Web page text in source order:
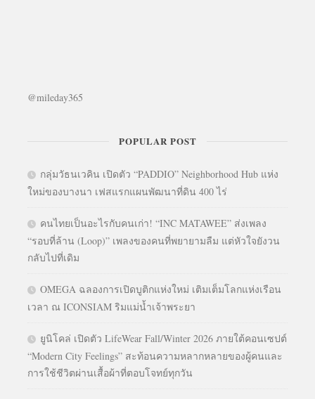
@mileday365
POPULAR POST
กลุ่มวัธนเวคิน เปิดตัว “PADDIO” Neighborhood Hub แห่ง
ใหม่ของบางนา เฟสแรกแผนพัฒนาที่ดิน 400 ไร่
คนไทยเป็นอะไรกับคนเก่า! “INC MATAWEE” ส่งเพลง
“รอบที่ล้าน (Loop)” เพลงของคนที่พยายามลืม แต่หัวใจยังวน
กลับไปที่เดิม
OMEGA ฉลองการเปิดบูติกแห่งใหม่ เติมเต็มโลกแห่งเรือน
เวลา ณ ICONSIAM ริมแม่น้ำเจ้าพระยา
ยูนิโคล่ เปิดตัว LifeWear Fall/Winter 2026 ภายใต้คอนเซปต์
“Modern City Feelings” สะท้อนความหลากหลายของผู้คนและ
การใช้ชีวิตผ่านเสื้อผ้าที่ตอบโจทย์ทุกวัน